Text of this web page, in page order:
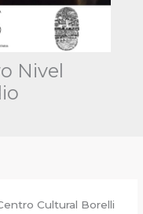
Nivel
Cultural Borelli